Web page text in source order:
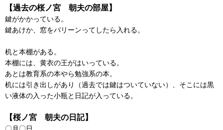
【過去の桜ノ宮 朝夫の部屋】
鍵がかかっている。
鍵あけか、窓をパリーンってしたら入れる。
机と本棚がある。
本棚には、黄衣の王がはいっている。
あとは教育系の本やら勉強系の本。
机には引き出しがあり（過去では鍵はついていない）、そこには黒
い液体の入った小瓶と日記が入っている。
【桜ノ宮 朝夫の日記】